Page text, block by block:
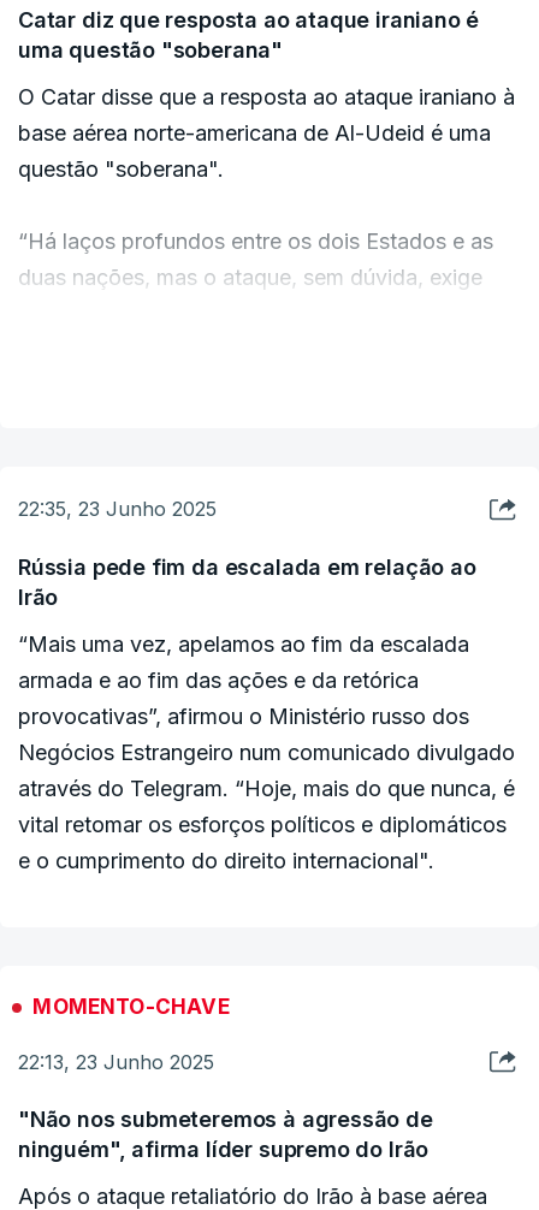
Catar diz que resposta ao ataque iraniano é
uma questão "soberana"
O Catar disse que a resposta ao ataque iraniano à
base aérea norte-americana de Al-Udeid é uma
questão "soberana".
“Há laços profundos entre os dois Estados e as
duas nações, mas o ataque, sem dúvida, exige
22:35, 23 Junho 2025
Rússia pede fim da escalada em relação ao
Irão
“Mais uma vez, apelamos ao fim da escalada
armada e ao fim das ações e da retórica
provocativas”, afirmou o Ministério russo dos
Negócios Estrangeiro num comunicado divulgado
através do Telegram. “Hoje, mais do que nunca, é
vital retomar os esforços políticos e diplomáticos
e o cumprimento do direito internacional".
MOMENTO-CHAVE
22:13, 23 Junho 2025
"Não nos submeteremos à agressão de
ninguém", afirma líder supremo do Irão
Após o ataque retaliatório do Irão à base aérea